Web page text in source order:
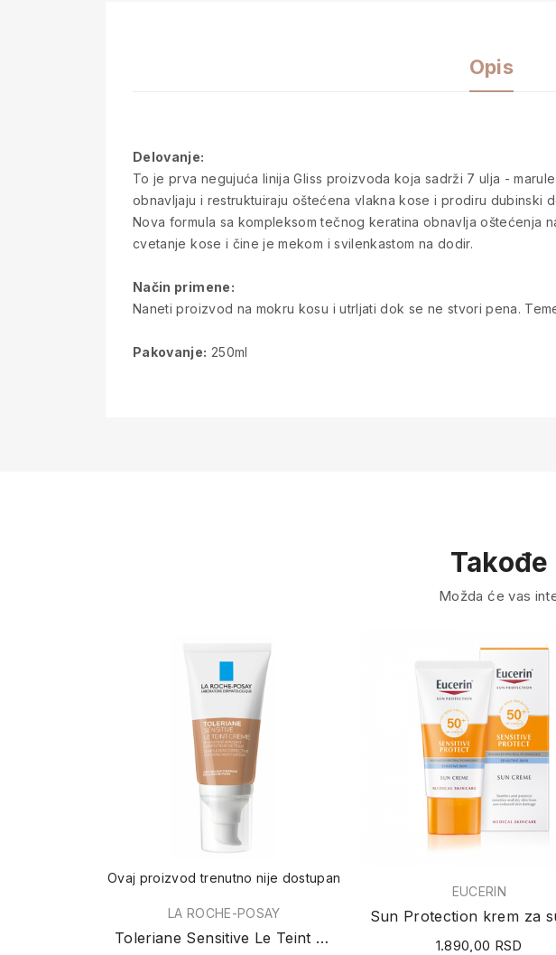
Opis
Delovanje:
To je prva negujuća linija Gliss proizvoda koja sadrži 7 ulja -
obnavljaju i restruktuiraju oštećena vlakna kose i prodiru
Nova formula sa kompleksom tečnog keratina obnavlja oštećenja
cvetanje kose i čine je mekom i svilenkastom na dodir.
Način primene:
Naneti proizvod na mokru kosu i utrljati dok se ne stvori pena.
Pakovanje: 250ml
Možda će vas
Ovaj proizvod trenutno nije dostupan
LA ROCHE-POSAY
Toleriane Sensitive Le Teint Crème (02 Medium)...
EUCERIN
1.890,00 RSD